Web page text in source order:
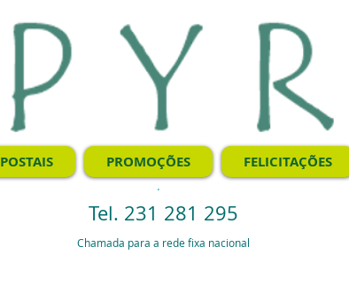
POSTAIS PROMOÇÕES FELICITAÇÕES
.
Tel. 231 281 295
Chamada para a rede fixa nacional